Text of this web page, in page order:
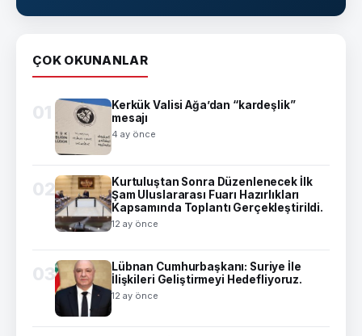
ÇOK OKUNANLAR
01
Kerkük Valisi Ağa’dan “kardeşlik”
mesajı
4 ay önce
02
Kurtuluştan Sonra Düzenlenecek İlk
Şam Uluslararası Fuarı Hazırlıkları
Kapsamında Toplantı Gerçekleştirildi.
12 ay önce
03
Lübnan Cumhurbaşkanı: Suriye İle
İlişkileri Geliştirmeyi Hedefliyoruz.
12 ay önce